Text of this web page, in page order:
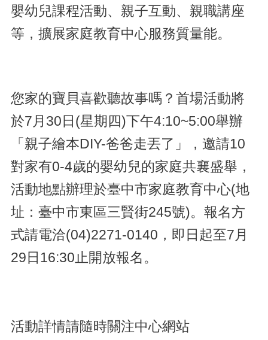
嬰幼兒課程活動、親子互動、親職講座
等，擴展家庭教育中心服務質量能。
您家的寶貝喜歡聽故事嗎？首場活動將
於7月30日(星期四)下午4:10~5:00舉辦
「親子繪本DIY-爸爸走丟了」，邀請10
對家有0-4歲的嬰幼兒的家庭共襄盛舉，
活動地點辦理於臺中市家庭教育中心(地
址：臺中市東區三賢街245號)。報名方
式請電洽(04)2271-0140，即日起至7月
29日16:30止開放報名。
活動詳情請隨時關注中心網站